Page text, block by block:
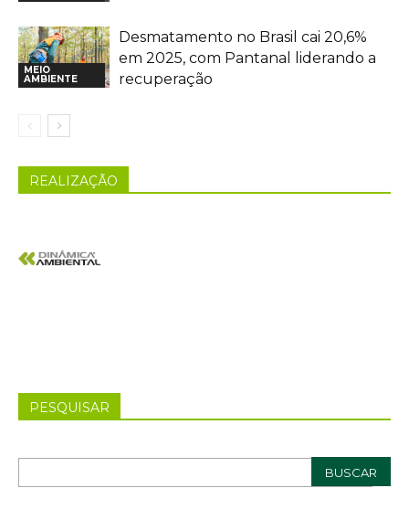
MEIO
AMBIENTE
Desmatamento no Brasil cai 20,6%
em 2025, com Pantanal liderando a
recuperação
REALIZAÇÃO
PESQUISAR